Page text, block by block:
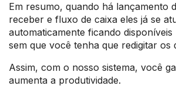
Em resumo, quando há lançamento
receber e fluxo de caixa eles já se
automaticamente ficando disponíveis
sem que você tenha que redigitar os
Assim, com o nosso sistema, você
aumenta a produtividade.